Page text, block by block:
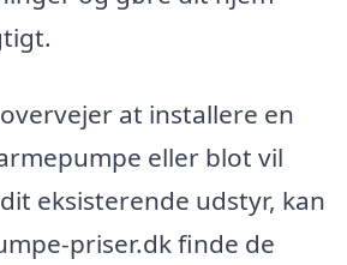
at installere en
eller blot vil
eksisterende udstyr, kan
priser.dk finde de